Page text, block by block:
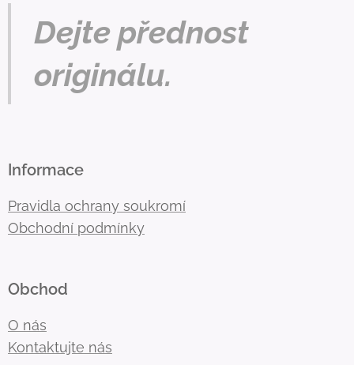
Dejte přednost
originálu.
Informace
Pravidla ochrany soukromí
Obchodní podmínky
Obchod
O nás
Kontaktujte nás